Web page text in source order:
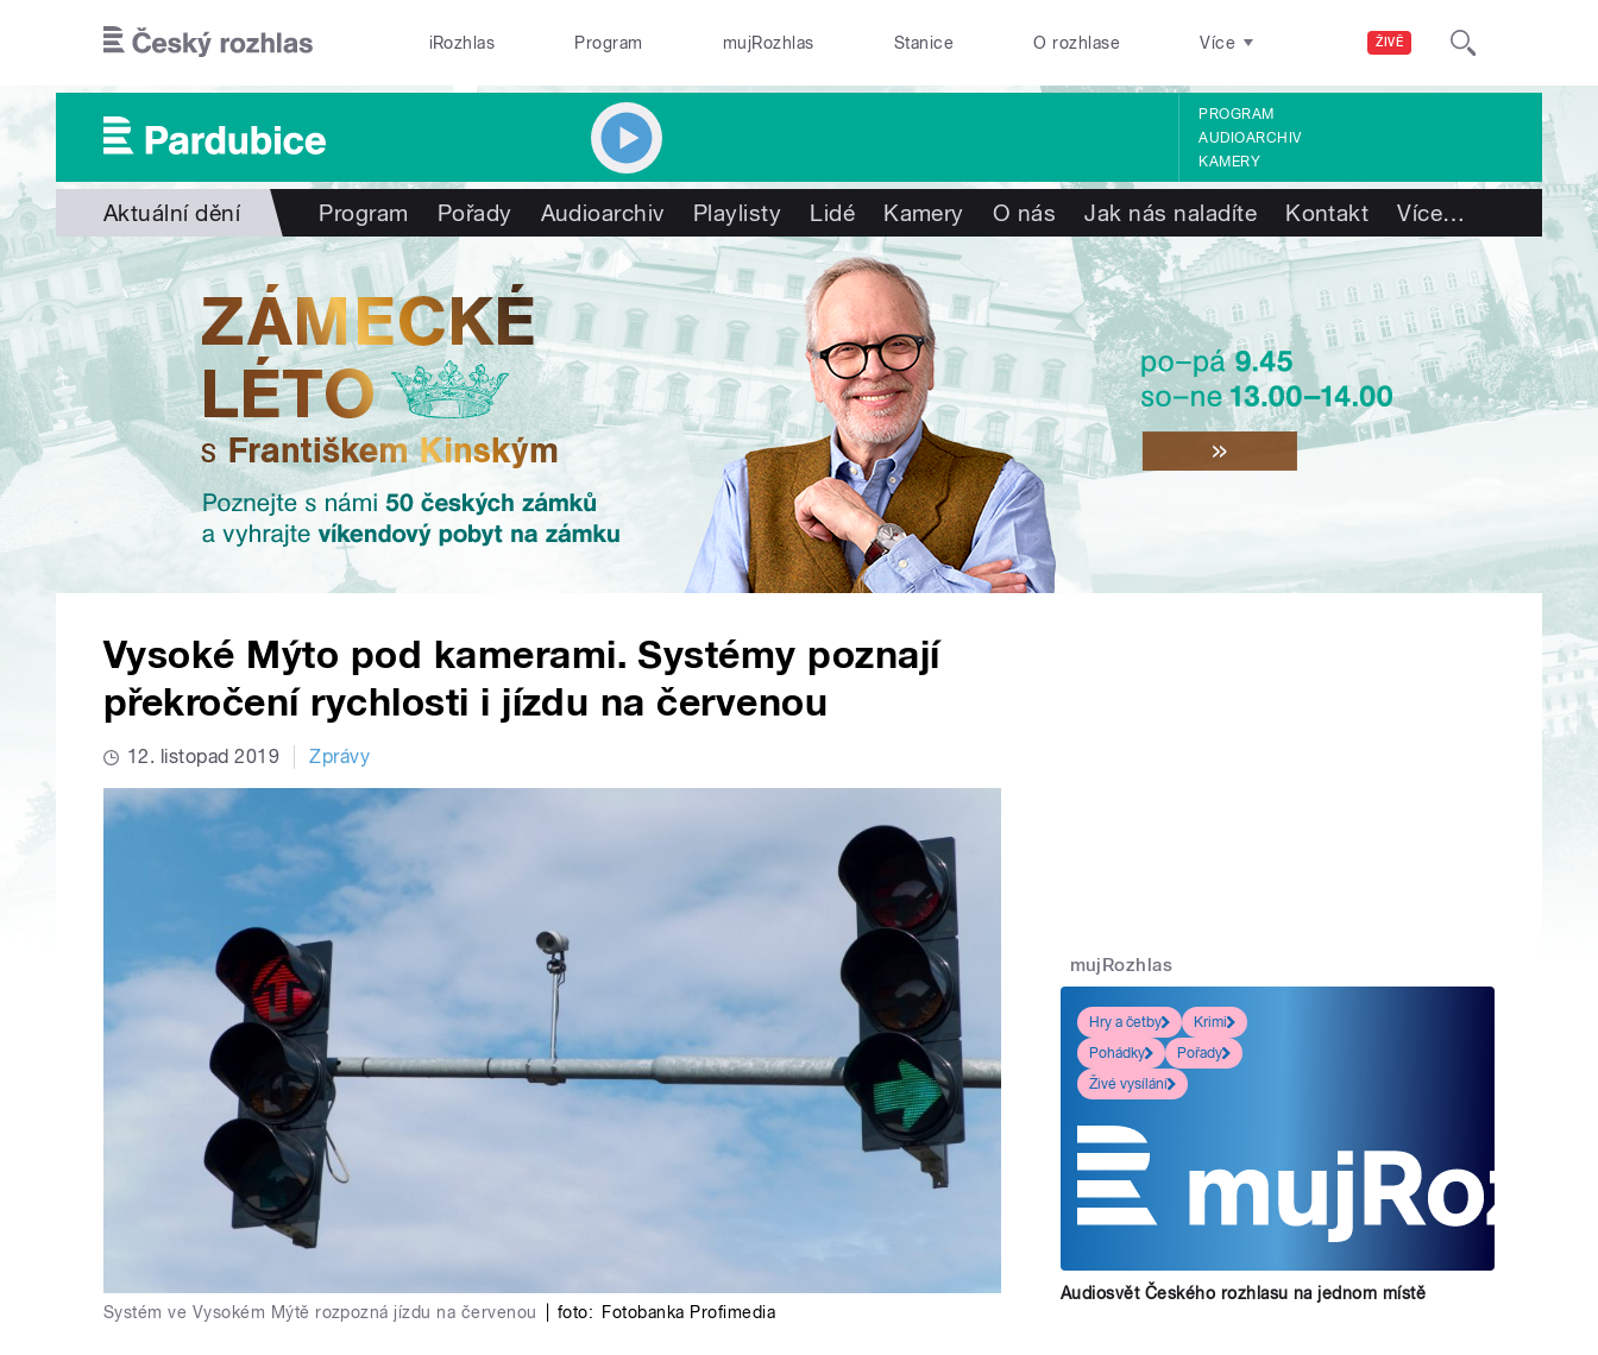
ŽIVĚ
iRozhlas Program mujRozhlas Stanice O rozhlase Více
PROGRAM
AUDIOARCHIV
KAMERY
Aktuální dění Program Pořady Audioarchiv Playlisty Lidé Kamery O nás Jak nás naladíte Kontakt Více…
Vysoké Mýto pod kamerami. Systémy poznají
překročení rychlosti i jízdu na červenou
12. listopad 2019 Zprávy
Systém ve Vysokém Mýtě rozpozná jízdu na červenou foto: Fotobanka Profimedia
mujRozhlas
Hry a četby
Krimi
Pohádky
Pořady
Živé vysílání
Audiosvět Českého rozhlasu na jednom místě